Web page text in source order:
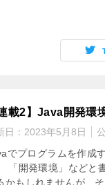
連載2】Java開発環
日： 2023年5月8日
でプログラムを作成
「開発環境」などと
かもしれませんが、